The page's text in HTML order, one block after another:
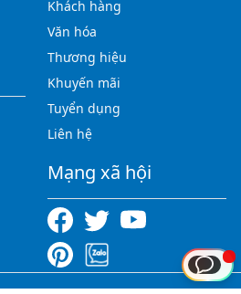
Khách hàng
Văn hóa
Thương hiệu
Khuyến mãi
Tuyển dụng
Liên hệ
Mạng xã hội